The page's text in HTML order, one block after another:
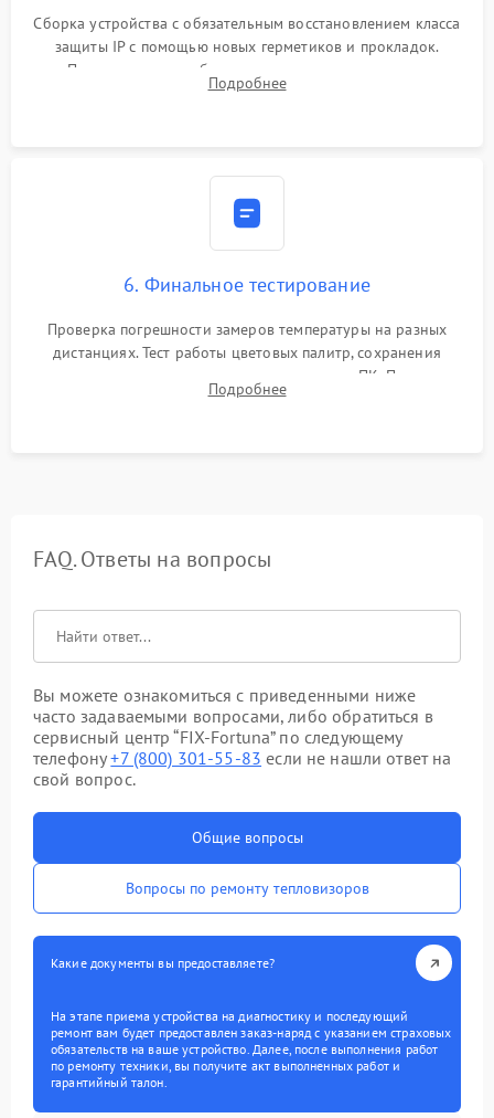
Сборка устройства с обязательным восстановлением класса
защиты IP с помощью новых герметиков и прокладок.
Программная калибровка матрицы по эталонному
абсолютно черному телу для точного измерения температур.
Подробнее
6. Финальное тестирование
Проверка погрешности замеров температуры на разных
дистанциях. Тест работы цветовых палитр, сохранения
термограмм в память и передачи данных на ПК. Проверка
автономности работы и итоговый контроль качества.
Подробнее
FAQ. Ответы на вопросы
Вы можете ознакомиться с приведенными ниже
часто задаваемыми вопросами, либо обратиться в
сервисный центр “FIX-Fortuna” по следующему
телефону+7 (800) 301-55-83 если не нашли ответ на
свой вопрос.
Общие вопросы
Вопросы по ремонту тепловизоров
Какие документы вы предоставляете?
На этапе приема устройства на диагностику и последующий
ремонт вам будет предоставлен заказ-наряд с указанием страховых
обязательств на ваше устройство. Далее, после выполнения работ
по ремонту техники, вы получите акт выполненных работ и
гарантийный талон.